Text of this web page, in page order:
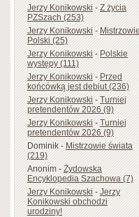
Jerzy Konikowski-Z życia
PZSzach (253)
Jerzy Konikowski-
Polski (25)
Jerzy Konikowski-Polskie
występy (111)
Jerzy Konikowski-Przed
końcówką jest debiut (236)
Jerzy Konikowski-Turniej
pretendentów 2026 (9)
Jerzy Konikowski-Turniej
pretendentów 2026 (9)
Dominik-Mistrzowie świata
(219)
Anonim-Żydowska
Encyklopedia Szachowa (7)
Jerzy Konikowski-Jerzy
Konikowski obchodzi
urodziny!